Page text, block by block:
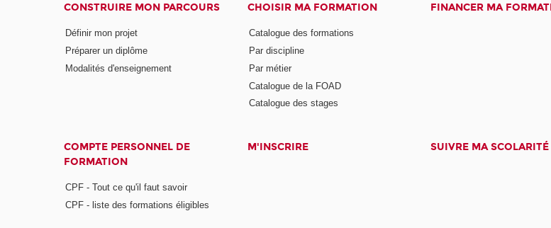
CONSTRUIRE MON PARCOURS
Définir mon projet
Préparer un diplôme
Modalités d'enseignement
CHOISIR MA FORMATION
Catalogue des formations
Par discipline
Par métier
Catalogue de la FOAD
Catalogue des stages
FINANCER MA
COMPTE PERSONNEL DE
FORMATION
CPF - Tout ce qu'il faut savoir
CPF - liste des formations éligibles
M'INSCRIRE SUIVRE MA SCOLARITÉ